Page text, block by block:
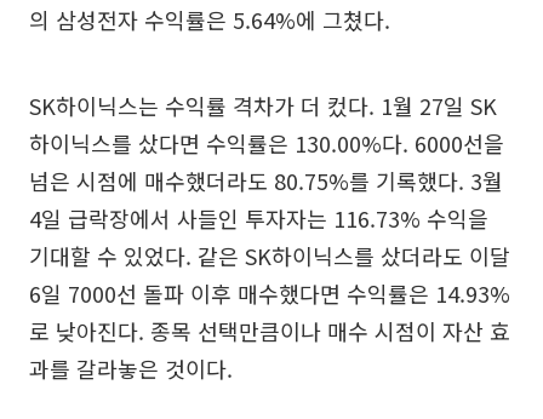
의 삼성전자 수익률은 5.64%에 그쳤다.
SK하이닉스는 수익률 격차가 더 컸다. 1월 27일 SK
하이닉스를 샀다면 수익률은 130.00%다. 6000선을
넘은 시점에 매수했더라도 80.75%를 기록했다. 3월
4일 급락장에서 사들인 투자자는 116.73% 수익을
기대할 수 있었다. 같은 SK하이닉스를 샀더라도 이달
6일 7000선 돌파 이후 매수했다면 수익률은 14.93%
로 낮아진다. 종목 선택만큼이나 매수 시점이 자산 효
과를 갈라놓은 것이다.